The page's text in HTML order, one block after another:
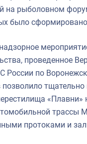
на рыболовном
было
проведенное
по
тщательно
трассы
протоками и